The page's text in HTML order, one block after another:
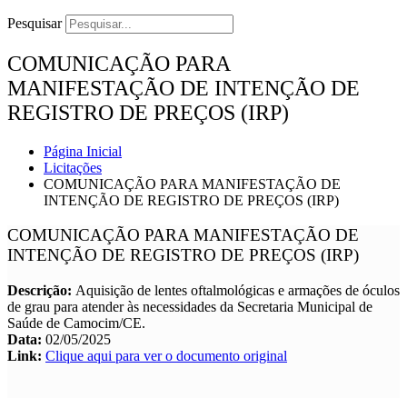
Pesquisar
COMUNICAÇÃO PARA
MANIFESTAÇÃO DE INTENÇÃO DE
REGISTRO DE PREÇOS (IRP)
Página Inicial
Licitações
COMUNICAÇÃO PARA MANIFESTAÇÃO DE
INTENÇÃO DE REGISTRO DE PREÇOS (IRP)
COMUNICAÇÃO PARA MANIFESTAÇÃO DE
INTENÇÃO DE REGISTRO DE PREÇOS (IRP)
Descrição: Aquisição de lentes oftalmológicas e armações de óculos
de grau para atender às necessidades da Secretaria Municipal de
Saúde de Camocim/CE.
Data: 02/05/2025
Link: Clique aqui para ver o documento original